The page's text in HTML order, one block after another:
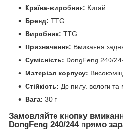
Країна-виробник: Китай
Бренд: TTG
Виробник: TTG
Призначення: Вмикання
Сумісність: DongFeng 240/
Матеріал корпусу:
Стійкість: До пилу, вологи та
Вага: 30 г
Замовляйте кнопку
DongFeng 240/244 прямо